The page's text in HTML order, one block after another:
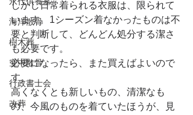
海洋散骨
樹木葬
空中散骨
行政書士会
改葬
しかし日常着られる衣服は、限られて
います。1シーズン着なかったものは不
要と判断して、どんどん処分する潔さ
も必要です。
必要になったら、また買えばよいので
す。
高くなくとも新しいもの、清潔なも
の、今風のものを着ていたほうが、見